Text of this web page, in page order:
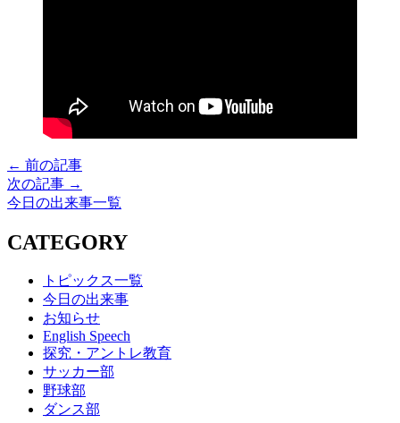
← 前の記事
次の記事 →
今日の出来事一覧
CATEGORY
トピックス一覧
今日の出来事
お知らせ
English Speech
探究・アントレ教育
サッカー部
野球部
ダンス部